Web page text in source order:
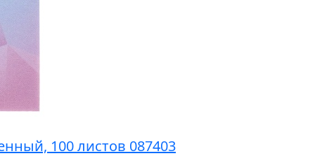
100 листов 087403